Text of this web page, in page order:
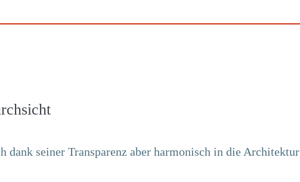
seiner Transparenz aber harmonisch in die Architektur